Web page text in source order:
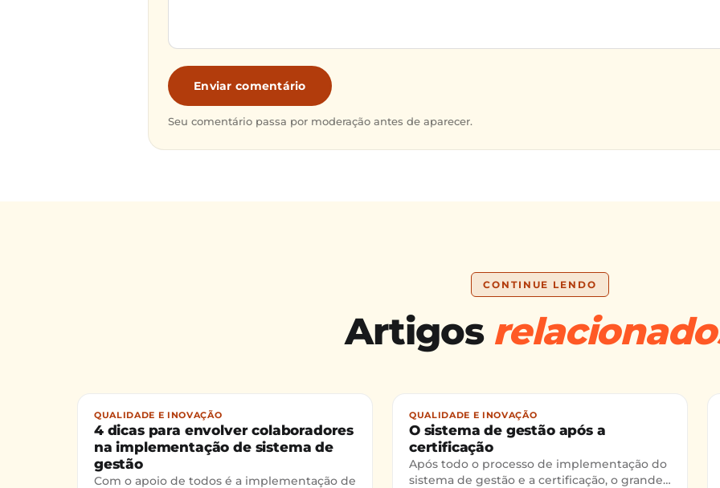
Enviar comentário
Seu comentário passa por moderação antes de aparecer.
CONTINUE LENDO
Artigos
QUALIDADE E INOVAÇÃO
4 dicas para envolver colaboradores
na implementação de sistema de
gestão
Com o apoio de todos é a implementação de
QUALIDADE E INOVAÇÃO
O sistema de gestão após a
certificação
Após todo o processo de implementação do
sistema de gestão e a certificação, o grande